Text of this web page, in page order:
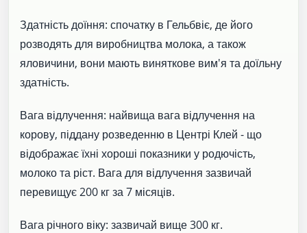
Здатність доїння: спочатку в Гельбвіє, де його
розводять для виробництва молока, а також
яловичини, вони мають виняткове вим'я та доїльну
здатність.
Вага відлучення: найвища вага відлучення на
корову, піддану розведенню в Центрі Клей - що
відображає їхні хороші показники у родючість,
молоко та ріст. Вага для відлучення зазвичай
перевищує 200 кг за 7 місяців.
Вага річного віку: зазвичай вище 300 кг.